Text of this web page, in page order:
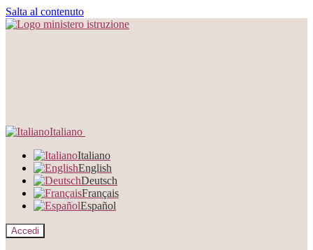
Salta al contenuto
Italiano
Italiano
English
Deutsch
Français
Español
Accedi